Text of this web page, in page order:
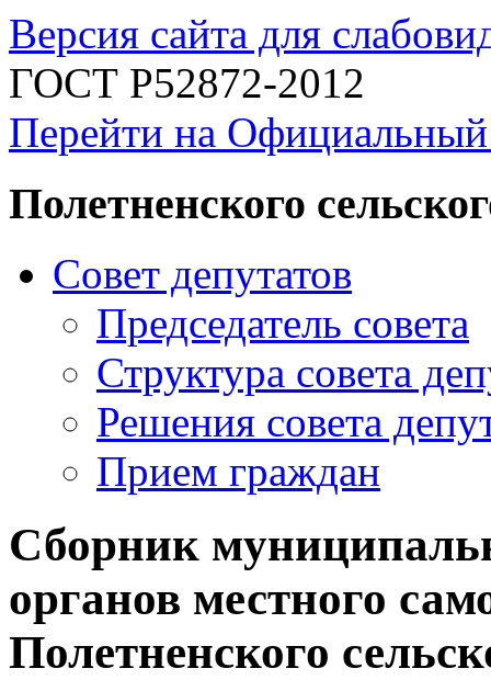
Версия сайта для
ГОСТ Р52872-2012
Перейти на
Полетненского
Совет депутатов
Председатель совета
Структура совета
Решения совета
Прием граждан
Сборник
органов местного
Полетненского